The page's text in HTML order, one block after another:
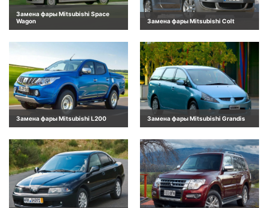
Замена фары Mitsubishi Space
Wagon
Замена фары Mitsubishi Colt
Замена фары Mitsubishi L200 Замена фары Mitsubishi Grandis